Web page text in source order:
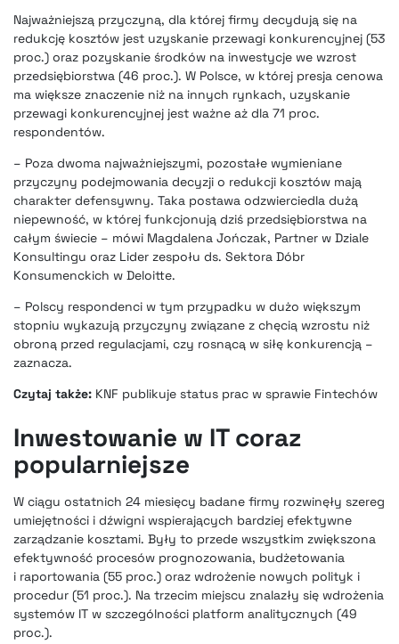
Najważniejszą przyczyną, dla której firmy decydują się na
redukcję kosztów jest uzyskanie przewagi konkurencyjnej (53
proc.) oraz pozyskanie środków na inwestycje we wzrost
przedsiębiorstwa (46 proc.). W Polsce, w której presja cenowa
ma większe znaczenie niż na innych rynkach, uzyskanie
przewagi konkurencyjnej jest ważne aż dla 71 proc.
respondentów.
– Poza dwoma najważniejszymi, pozostałe wymieniane
przyczyny podejmowania decyzji o redukcji kosztów mają
charakter defensywny. Taka postawa odzwierciedla dużą
niepewność, w której funkcjonują dziś przedsiębiorstwa na
całym świecie – mówi Magdalena Jończak, Partner w Dziale
Konsultingu oraz Lider zespołu ds. Sektora Dóbr
Konsumenckich w Deloitte.
– Polscy respondenci w tym przypadku w dużo większym
stopniu wykazują przyczyny związane z chęcią wzrostu niż
obroną przed regulacjami, czy rosnącą w siłę konkurencją –
zaznacza.
Czytaj także: KNF publikuje status prac w sprawie Fintechów
Inwestowanie w IT coraz
popularniejsze
W ciągu ostatnich 24 miesięcy badane firmy rozwinęły szereg
umiejętności i dźwigni wspierających bardziej efektywne
zarządzanie kosztami. Były to przede wszystkim zwiększona
efektywność procesów prognozowania, budżetowania
i raportowania (55 proc.) oraz wdrożenie nowych polityk i
procedur (51 proc.). Na trzecim miejscu znalazły się wdrożenia
systemów IT w szczególności platform analitycznych (49
proc.).